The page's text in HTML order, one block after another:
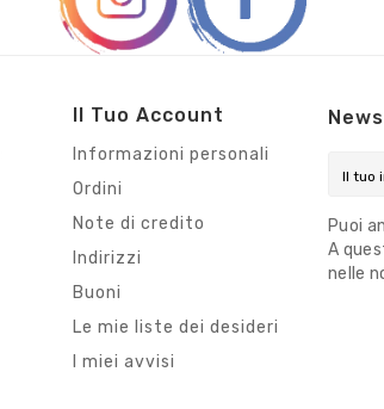
Il Tuo Account
Informazioni personali
Ordini
Note di credito
Indirizzi
Buoni
Le mie liste dei desideri
I miei avvisi
Puoi
A
nelle